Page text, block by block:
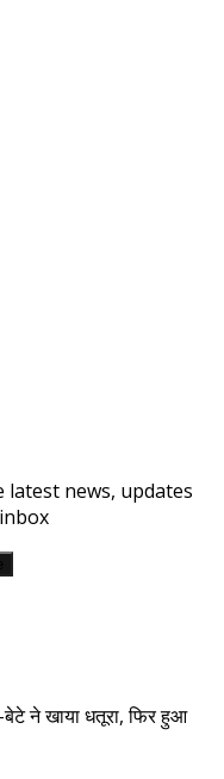
news, updates
बेटे ने खाया धतूरा, फिर हुआ